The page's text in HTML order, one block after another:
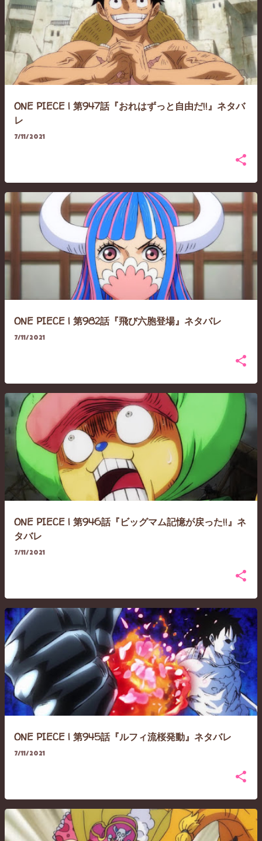
ONE PIECE | 第947話『おれはずっと自由だ!!』ネタバ
レ
7/11/2021
ONE PIECE | 第982話『飛び六胞登場』ネタバレ
7/11/2021
ONE PIECE | 第946話『ビッグマム記憶が戻った!!』ネ
タバレ
7/11/2021
ONE PIECE | 第945話『ルフィ流桜発動』ネタバレ
7/11/2021